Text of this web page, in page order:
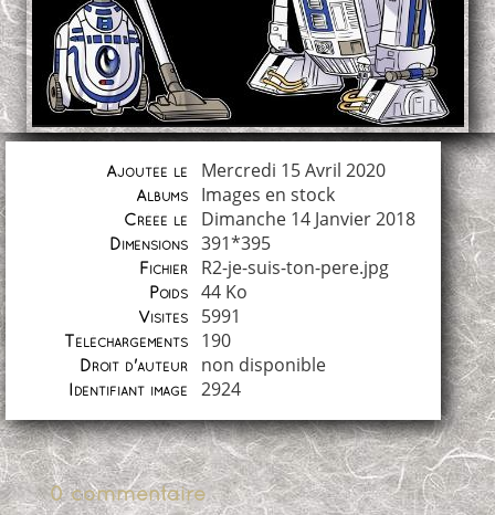
Ajoutée le Mercredi 15 Avril 2020
Albums Images en stock
Créée le Dimanche 14 Janvier 2018
Dimensions 391*395
Fichier R2-je-suis-ton-pere.jpg
Poids 44 Ko
Visites 5991
Téléchargements 190
Droit d'auteur non disponible
Identifiant image 2924
0 commentaire